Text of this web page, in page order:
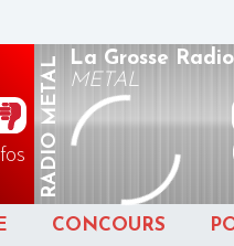
RADIO
METAL La Grosse Radio
METAL
CONCOURS